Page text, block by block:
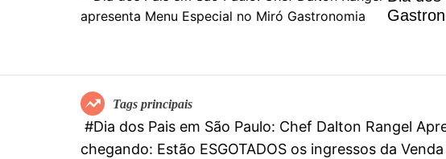
Tags principais
#Dia dos Pais em São Paulo: Chef Dalton Rangel
chegando: Estão ESGOTADOS os ingressos da